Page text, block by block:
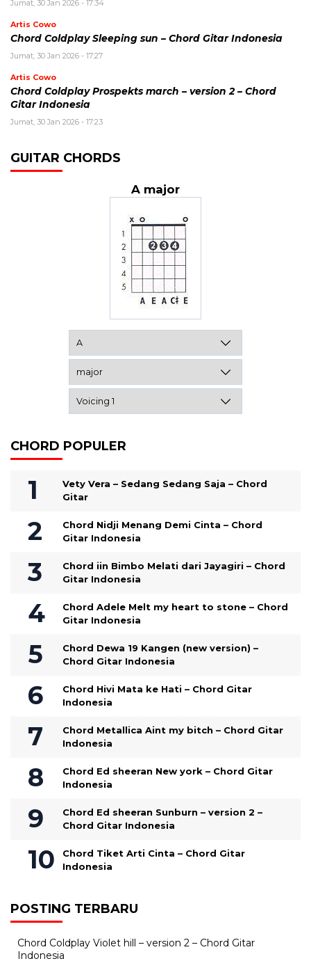
Jumat, 30 Jan 2026 - 17:34
Artis Cowo
Chord Coldplay Sleeping sun – Chord Gitar Indonesia
Jumat, 30 Jan 2026 - 17:27
Artis Cowo
Chord Coldplay Prospekts march – version 2 – Chord
Gitar Indonesia
Jumat, 30 Jan 2026 - 17:23
GUITAR CHORDS
A major
CHORD POPULER
Vety Vera – Sedang Sedang Saja – Chord
Gitar
Chord Nidji Menang Demi Cinta – Chord
Gitar Indonesia
Chord iin Bimbo Melati dari Jayagiri – Chord
Gitar Indonesia
Chord Adele Melt my heart to stone – Chord
Gitar Indonesia
Chord Dewa 19 Kangen (new version) –
Chord Gitar Indonesia
Chord Hivi Mata ke Hati – Chord Gitar
Indonesia
Chord Metallica Aint my bitch – Chord Gitar
Indonesia
Chord Ed sheeran New york – Chord Gitar
Indonesia
Chord Ed sheeran Sunburn – version 2 –
Chord Gitar Indonesia
Chord Tiket Arti Cinta – Chord Gitar
Indonesia
POSTING TERBARU
Chord Coldplay Violet hill – version 2 – Chord Gitar
Indonesia